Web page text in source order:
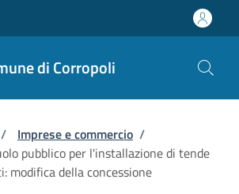
di Corropoli
pane
/ Imprese e commercio /
pubblico per l'installazione di tende
modifica della concessione